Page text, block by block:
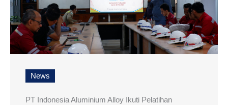
News
PT Indonesia Aluminium Alloy Ikuti Pelatihan